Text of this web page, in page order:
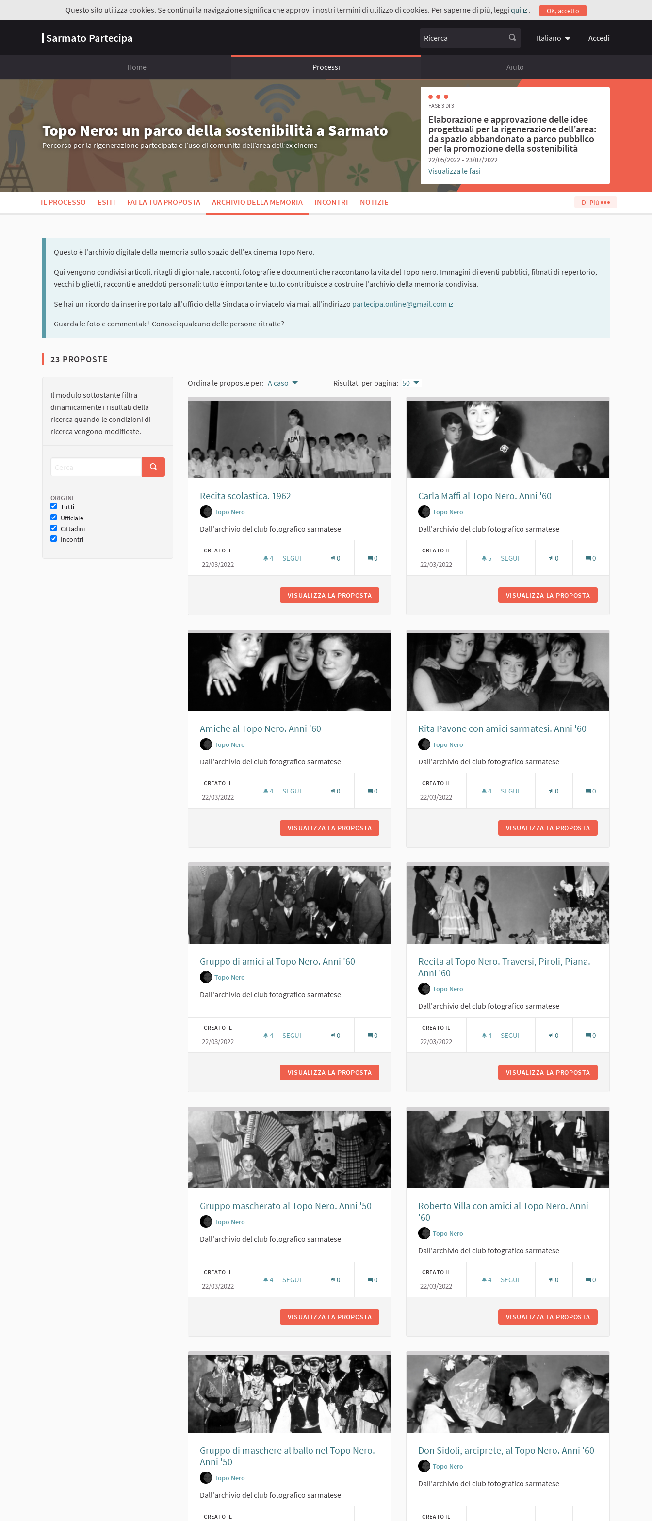
Questo sito utilizza cookies. Se continui la navigazione significa che approvi i nostri termini di utilizzo di cookies. Per saperne di più, leggi qui
(Collegamento esterno)
. OK, accetto
Sarmato Partecipa Ricerca Italiano Choose language
Accedi
Home Processi Aiuto
Topo Nero: un parco della sostenibilità a Sarmato
Percorso per la rigenerazione partecipata e l’uso di comunità dell’area dell’ex cinema
FASE 3 DI 3
Elaborazione e approvazione delle idee
progettuali per la rigenerazione dell’area:
da spazio abbandonato a parco pubblico
per la promozione della sostenibilità
22/05/2022 - 23/07/2022
Visualizza le fasi
IL PROCESSO ESITI FAI LA TUA PROPOSTA ARCHIVIO DELLA MEMORIA INCONTRI NOTIZIE Di Più
Questo è l'archivio digitale della memoria sullo spazio dell'ex cinema Topo Nero.
Qui vengono condivisi articoli, ritagli di giornale, racconti, fotografie e documenti che raccontano la vita del Topo nero. Immagini di eventi pubblici, filmati di repertorio,
vecchi biglietti, racconti e aneddoti personali: tutto è importante e tutto contribuisce a costruire l'archivio della memoria condivisa.
Se hai un ricordo da inserire portalo all'ufficio della Sindaca o inviacelo via mail all'indirizzo partecipa.online@gmail.com
Guarda le foto e commentale! Conosci qualcuno delle persone ritratte?
23 PROPOSTE
Il modulo sottostante filtra
dinamicamente i risultati della
ricerca quando le condizioni di
ricerca vengono modificate.
ORIGINE
Tutti
Ufficiale
Cittadini
Incontri
Ordina le proposte per: A caso Risultati per pagina: 50
Recita scolastica. 1962
Topo Nero
Dall'archivio del club fotografico sarmatese
CREATO IL
22/03/2022
4 4 SOSTENITORI
SEGUI 0 0
VISUALIZZA LA PROPOSTA
Carla Maffi al Topo Nero. Anni '60
Topo Nero
Dall'archivio del club fotografico sarmatese
CREATO IL
22/03/2022
5 5 SOSTENITORI
SEGUI 0 0
VISUALIZZA LA PROPOSTA
Amiche al Topo Nero. Anni '60
Topo Nero
Dall'archivio del club fotografico sarmatese
CREATO IL
22/03/2022
4 4 SOSTENITORI
SEGUI 0 0
VISUALIZZA LA PROPOSTA
Rita Pavone con amici sarmatesi. Anni '60
Topo Nero
Dall'archivio del club fotografico sarmatese
CREATO IL
22/03/2022
4 4 SOSTENITORI
SEGUI 0 0
VISUALIZZA LA PROPOSTA
Gruppo di amici al Topo Nero. Anni '60
Topo Nero
Dall'archivio del club fotografico sarmatese
CREATO IL
22/03/2022
4 4 SOSTENITORI
SEGUI 0 0
VISUALIZZA LA PROPOSTA GRUPPO DI AMICI AL TOPO NERO. ANNI '60
Recita al Topo Nero. Traversi, Piroli, Piana.
Anni '60
Topo Nero
Dall'archivio del club fotografico sarmatese
CREATO IL
22/03/2022
4 4 SOSTENITORI
SEGUI 0 0
VISUALIZZA LA PROPOSTA
Gruppo mascherato al Topo Nero. Anni '50
Topo Nero
Dall'archivio del club fotografico sarmatese
CREATO IL
22/03/2022
4 4 SOSTENITORI
SEGUI
GRUPPO MASCHERATO AL TOPO NERO. ANNI '50
0 0
VISUALIZZA LA PROPOSTA GRUPPO MASCHERATO AL TOPO NERO. ANNI '50
Roberto Villa con amici al Topo Nero. Anni
'60
Topo Nero
Dall'archivio del club fotografico sarmatese
CREATO IL
22/03/2022
4 4 SOSTENITORI
SEGUI 0 0
VISUALIZZA LA PROPOSTA
Gruppo di maschere al ballo nel Topo Nero.
Anni '50
Topo Nero
Dall'archivio del club fotografico sarmatese
CREATO IL
Don Sidoli, arciprete, al Topo Nero. Anni '60
Topo Nero
Dall'archivio del club fotografico sarmatese
CREATO IL